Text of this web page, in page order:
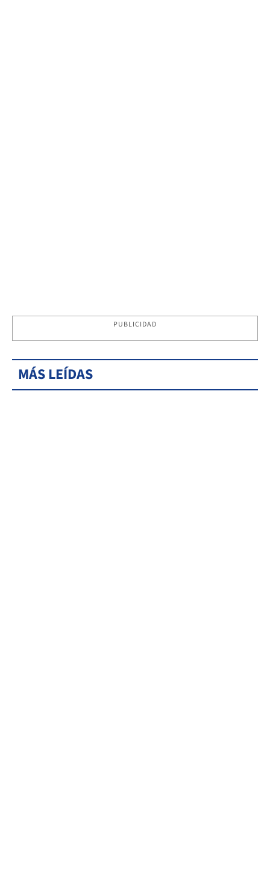
PUBLICIDAD
MÁS LEÍDAS